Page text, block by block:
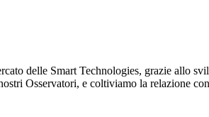
delle Smart Technologies, grazie allo
Osservatori, e coltiviamo la relazione